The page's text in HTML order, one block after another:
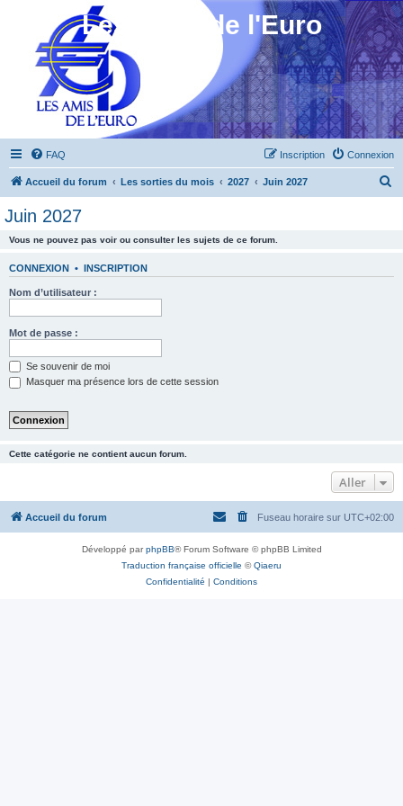
Les Amis de l'Euro
FAQ Connexion
Inscription
Accueil du forum Les sorties du mois 2027 Juin 2027
Juin 2027
Vous ne pouvez pas voir ou consulter les sujets de ce forum.
CONNEXION • INSCRIPTION
Nom d’utilisateur :
Mot de passe :
Se souvenir de moi
Masquer ma présence lors de cette session
Cette catégorie ne contient aucun forum.
Aller
Accueil du forum Fuseau horaire sur UTC+02:00
Développé parphpBB® Forum Software © phpBB Limited
Traduction française officielle ©Qiaeru
Confidentialité | Conditions